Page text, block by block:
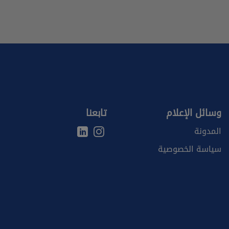
وسائل الإعلام
المدونة
سياسة الخصوصية
تابعنا